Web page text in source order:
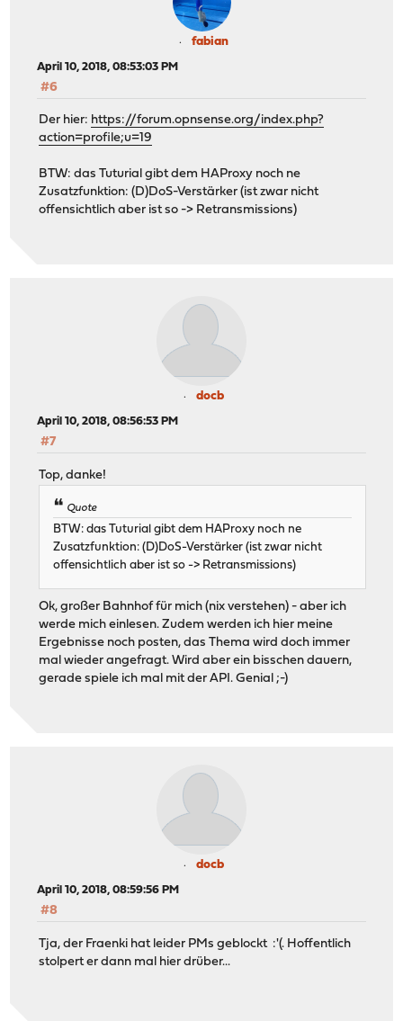
fabian
April 10, 2018, 08:53:03 PM
#6
Der hier: https://forum.opnsense.org/index.php?
action=profile;u=19
BTW: das Tuturial gibt dem HAProxy noch ne
Zusatzfunktion: (D)DoS-Verstärker (ist zwar nicht
offensichtlich aber ist so -> Retransmissions)
docb
April 10, 2018, 08:56:53 PM
#7
Top, danke!
Quote
BTW: das Tuturial gibt dem HAProxy noch ne
Zusatzfunktion: (D)DoS-Verstärker (ist zwar nicht
offensichtlich aber ist so -> Retransmissions)
Ok, großer Bahnhof für mich (nix verstehen) - aber ich
werde mich einlesen. Zudem werden ich hier meine
Ergebnisse noch posten, das Thema wird doch immer
mal wieder angefragt. Wird aber ein bisschen dauern,
gerade spiele ich mal mit der API. Genial ;-)
docb
April 10, 2018, 08:59:56 PM
#8
Tja, der Fraenki hat leider PMs geblockt :'(. Hoffentlich
stolpert er dann mal hier drüber...